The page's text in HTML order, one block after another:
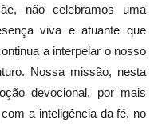
não celebramos uma
viva e atuante que
a interpelar o nosso
Nossa missão, nesta
devocional, por mais
a inteligência da fé, no